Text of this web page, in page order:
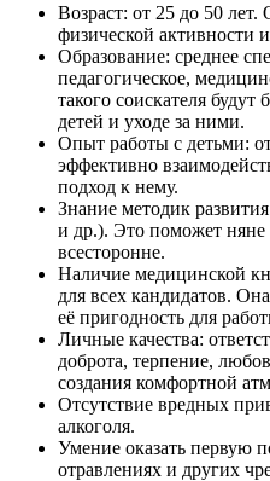
Возраст: от 25 до 50
физической активности
Образование: среднее
педагогическое,
такого соискателя будут
детей и уходе за ними.
Опыт работы с детьми:
эффективно
подход к нему.
Знание методик
и др.). Это поможет няне
всесторонне.
Наличие медицинской
для всех кандидатов.
её пригодность для
Личные качества:
доброта, терпение,
создания комфортной
Отсутствие вредных
алкоголя.
Умение оказать первую
отравлениях и других